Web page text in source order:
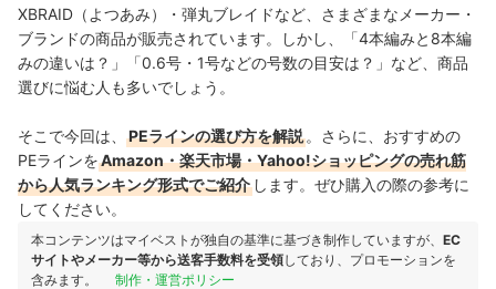
XBRAID（よつあみ）・弾丸ブレイドなど、さまざまなメーカー・
ブランドの商品が販売されています。しかし、「4本編みと8本編
みの違いは？」「0.6号・1号などの号数の目安は？」など、商品
選びに悩む人も多いでしょう。
そこで今回は、 PEラインの選び方を解説 。さらに、おすすめの
PEラインをAmazon・楽天市場・Yahoo!ショッピングの売れ筋
から人気ランキング形式でご紹介 します。ぜひ購入の際の参考に
してください。
本コンテンツはマイベストが独自の基準に基づき制作していますが、 EC
サイトやメーカー等から送客手数料を受領しており、プロモーションを
含みます。
制作・運営ポリシー